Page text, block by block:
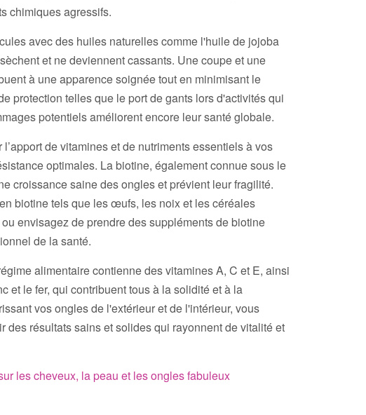
chimiques agressifs.
avec des huiles naturelles comme l'huile de jojoba
et ne deviennent cassants. Une coupe et une
à une apparence soignée tout en minimisant le
protection telles que le port de gants lors d'activités qui
potentiels améliorent encore leur santé globale.
de vitamines et de nutriments essentiels à vos
optimales. La biotine, également connue sous le
croissance saine des ongles et prévient leur fragilité.
biotine tels que les œufs, les noix et les céréales
envisagez de prendre des suppléments de biotine
de la santé.
alimentaire contienne des vitamines A, C et E, ainsi
et le fer, qui contribuent tous à la solidité et à la
vos ongles de l'extérieur et de l'intérieur, vous
des résultats sains et solides qui rayonnent de vitalité et
les cheveux, la peau et les ongles fabuleux